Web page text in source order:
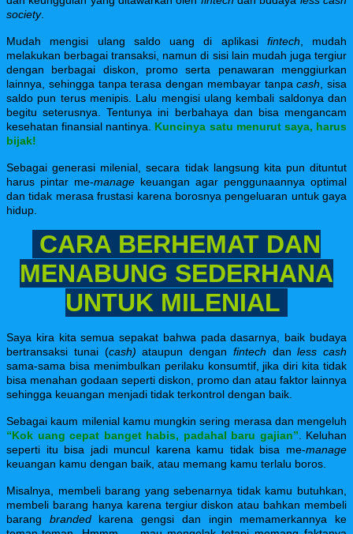
society.
Mudah mengisi ulang saldo uang di aplikasi fintech, mudah
melakukan berbagai transaksi, namun di sisi lain mudah juga tergiur
dengan berbagai diskon, promo serta penawaran menggiurkan
lainnya, sehingga tanpa terasa dengan membayar tanpacash, sisa
saldo pun terus menipis. Lalu mengisi ulang kembali saldonya dan
begitu seterusnya. Tentunya ini berbahaya dan bisa mengancam
kesehatan finansial nantinya. Kuncinya satu menurut saya, harus
bijak!
Sebagai generasi milenial, secara tidak langsung kita pun dituntut
harus pintar me-manage keuangan agar penggunaannya optimal
dan tidak merasa frustasi karena borosnya pengeluaran untuk gaya
hidup.
CARA BERHEMAT DAN
MENABUNG SEDERHANA
UNTUK MILENIAL
Saya kira kita semua sepakat bahwa pada dasarnya, baik budaya
bertransaksi tunai (cash) ataupun dengan fintech danless cash
sama-sama bisa menimbulkan perilaku konsumtif, jika diri kita tidak
bisa menahan godaan seperti diskon, promo dan atau faktor lainnya
sehingga keuangan menjadi tidak terkontrol dengan baik.
Sebagai kaum milenial kamu mungkin sering merasa dan mengeluh
“Kok uang cepat banget habis, padahal baru gajian”. Keluhan
seperti itu bisa jadi muncul karena kamu tidak bisa me-manage
keuangan kamu dengan baik, atau memang kamu terlalu boros.
Misalnya, membeli barang yang sebenarnya tidak kamu butuhkan,
membeli barang hanya karena tergiur diskon atau bahkan membeli
barang brandedkarena gengsi dan ingin memamerkannya ke